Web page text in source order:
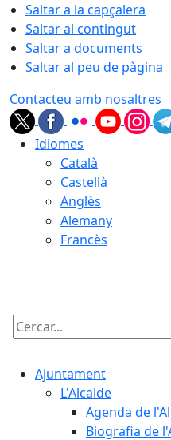
Saltar a la capçalera
Saltar al contingut
Saltar a documents
Saltar al peu de pàgina
Contacteu amb nosaltres
Idiomes
Català
Castellà
Anglès
Alemany
Francès
Cercar:
Ajuntament
L'Alcalde
Agenda de
Biografia de